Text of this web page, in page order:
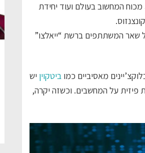
הסכנה הטמונה בגישת קונצנזוס דצנטרליסטי כזה, היא שאם למישהו יש 50% מכוח המחשוב בעולם ועוד יחידת
שאר המשתתפים ברשת “ייאלצו”
מאסיביים כמו ביטקוין יש
על המחשבים. וכשזה יקרה,